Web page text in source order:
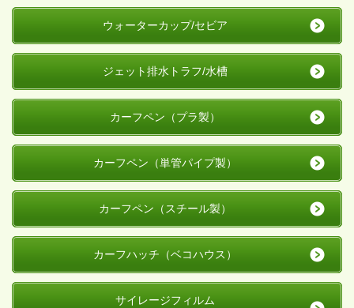
ウォーターカップ/セビア
ジェット排水トラフ/水槽
カーフペン（プラ製）
カーフペン（単管パイプ製）
カーフペン（スチール製）
カーフハッチ（ベコハウス）
サイレージフィルム